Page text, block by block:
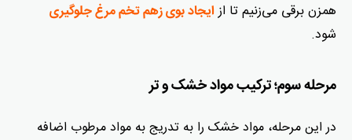
همزن برقی می‌زنیم تا ازایجاد بوی زهم تخم مرغ جلوگیری
شود.
مرحله سوم؛ ترکیب مواد خشک و تر
در این مرحله، مواد خشک را به تدریج به مواد مرطوب اضافه